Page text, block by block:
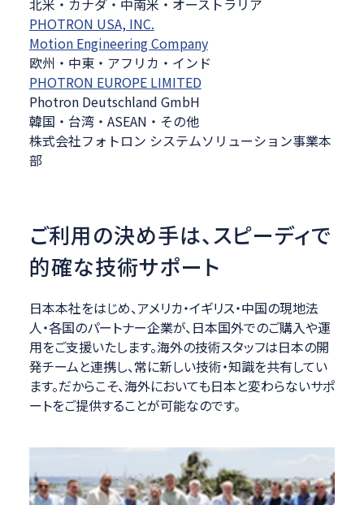
北米・カナダ・中南米・オーストラリア
PHOTRON USA, INC.
Motion Engineering Company
欧州・中東・アフリカ・インド
PHOTRON EUROPE LIMITED
Photron Deutschland GmbH
韓国・台湾・ASEAN・その他
株式会社フォトロン システムソリューション事業本
部
ご利用の決め手は、スピーディで
的確な技術サポート
日本本社をはじめ、アメリカ・イギリス・中国の現地法
人・各国のパートナー企業が、日本国外でのご購入や運
用をご支援いたします。海外の技術スタッフは日本の開
発チームと連携し、常に新しい技術・知識を共有してい
ます。だからこそ、海外においても日本と変わらないサポ
ートをご提供することが可能なのです。